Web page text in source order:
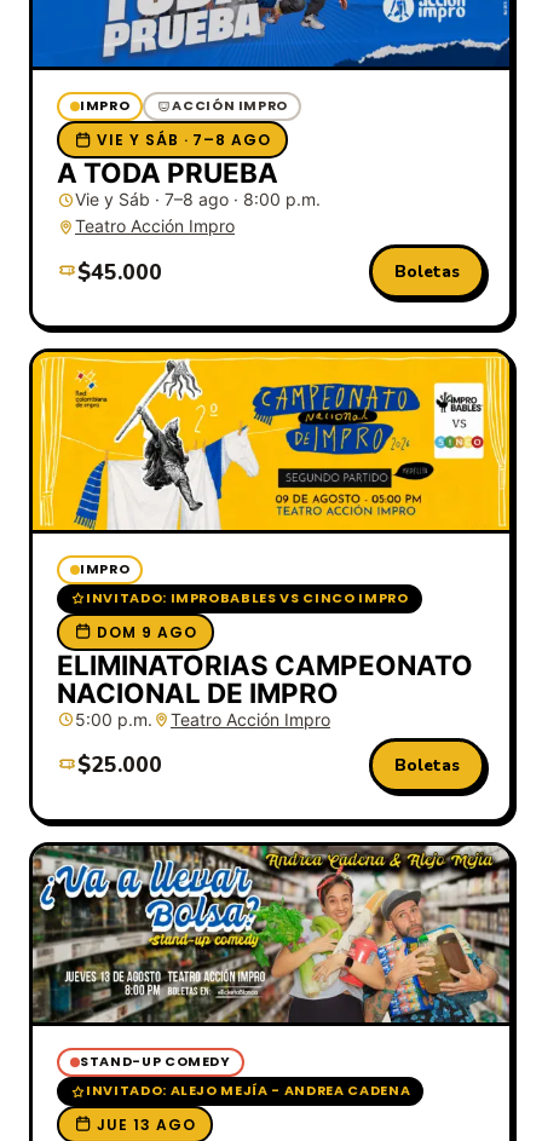
IMPRO ACCIÓN IMPRO
VIE Y SÁB · 7–8 AGO
A TODA PRUEBA
Vie y Sáb · 7–8 ago · 8:00 p.m.
Teatro Acción Impro
$45.000 Boletas
IMPRO
INVITADO: IMPROBABLES VS CINCO IMPRO
DOM 9 AGO
ELIMINATORIAS CAMPEONATO
NACIONAL DE IMPRO
5:00 p.m. Teatro Acción Impro
$25.000 Boletas
STAND-UP COMEDY
INVITADO: ALEJO MEJÍA - ANDREA CADENA
JUE 13 AGO